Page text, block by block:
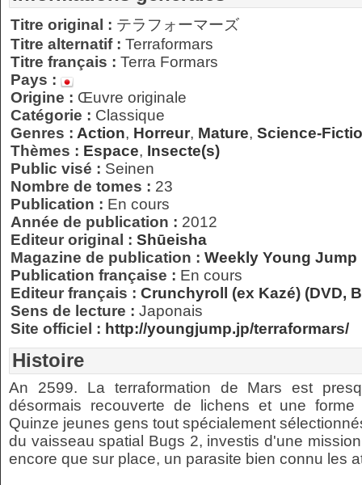
Titre original : テラフォーマーズ
Titre alternatif : Terraformars
Titre français : Terra Formars
Pays :
Origine : Œuvre originale
Catégorie : Classique
Genres : Action, Horreur, Mature, Science-
Thèmes : Espace, Insecte(s)
Public visé : Seinen
Nombre de tomes : 23
Publication : En cours
Année de publication : 2012
Editeur original : Shūeisha
Magazine de publication : Weekly Young Jump
Publication française : En cours
Editeur français : Crunchyroll (ex Kazé) (DVD,
Sens de lecture : Japonais
Site officiel : http://youngjump.jp/terraformars/
Histoire
An 2599. La terraformation de Mars est
désormais recouverte de lichens et une
Quinze jeunes gens tout spécialement
du vaisseau spatial Bugs 2, investis d'une
encore que sur place, un parasite bien connu les